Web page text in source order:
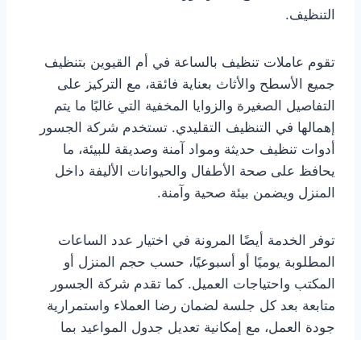
التنظيف.
تقوم عاملات تنظيف بالساعة في أم القيوين بتنظيف
جميع الأسطح والأثاث بعناية فائقة، مع التركيز على
التفاصيل الصغيرة والزوايا المخفية التي غالبًا ما يتم
إهمالها في التنظيف التقليدي. تستخدم شركة الجسور
أدوات تنظيف حديثة ومواد آمنة وصديقة للبيئة، ما
يحافظ على صحة الأطفال والحيوانات الأليفة داخل
المنزل ويضمن بيئة صحية وآمنة.
توفر الخدمة أيضًا المرونة في اختيار عدد الساعات
المطلوبة يوميًا أو أسبوعيًا، حسب حجم المنزل أو
المكتب واحتياجات العميل. كما تقدم شركة الجسور
متابعة بعد كل جلسة لضمان رضا العملاء واستمرارية
جودة العمل، مع إمكانية تعديل جدول المواعيد بما